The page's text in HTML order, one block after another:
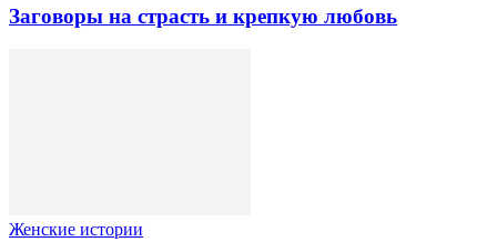
Заговоры на страсть и крепкую любовь
Женские истории